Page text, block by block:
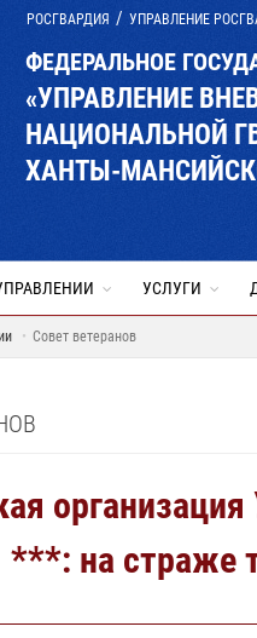
РОСГВАРДИЯ УПРАВЛЕНИЕ
ФЕДЕРАЛЬНОЕ
«УПРАВЛЕНИЕ
НАЦИОНАЛЬНОЙ
ХАНТЫ-
УСЛУГИ
Совет ветеранов
***: на страже